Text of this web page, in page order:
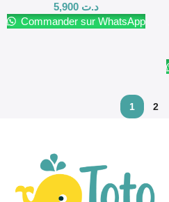
د.ت
Commander sur WhatsApp
1 2